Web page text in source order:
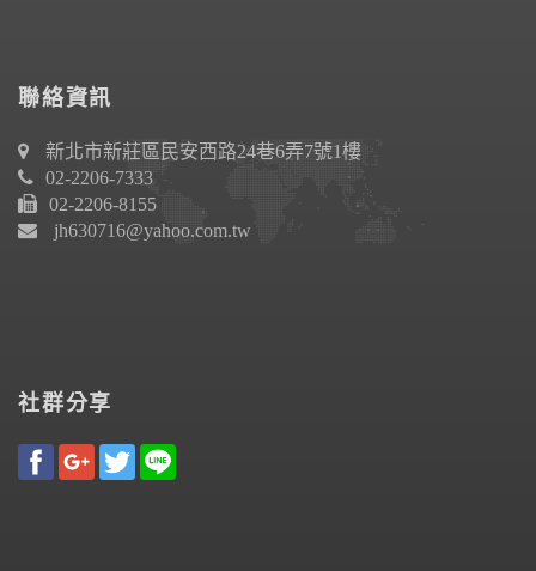
聯絡資訊
新北市新莊區民安西路24巷6弄7號1樓
02-2206-7333
02-2206-8155
jh630716@yahoo.com.tw
社群分享